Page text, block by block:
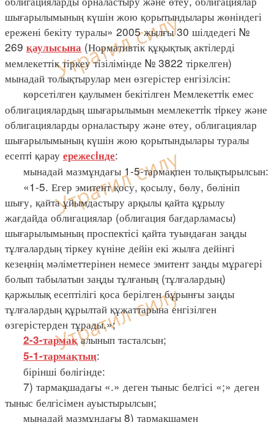
шығарылымының күшін жою қорытындылары жөніндегі
ережені бекіту туралы» 2005 жылғы 30 шілдедегі №
269 қаулысына (Нормативтік құқықтық актілерді
мемлекеттік тіркеу тізілімінде № 3822 тіркелген)
мынадай толықтырулар мен өзгерістер енгізілсін:
көрсетілген қаулымен бекітілген Мемлекеттiк емес
облигациялардың шығарылымын мемлекеттiк тiркеу және
облигацияларды орналастыру және өтеу, облигациялар
шығарылымының күшін жою қорытындылары туралы
есептi қарау ережесiнде:
мынадай мазмұндағы 1-5-тармақпен толықтырылсын:
«1-5. Егер эмитент қосу, қосылу, бөлу, бөлініп
шығу, қайта ұйымдастыру арқылы қайта құрылу
жағдайда облигациялар (облигация бағдарламасы)
шығарылымының проспектісі қайта туындаған заңды
тұлғалардың тіркеу күніне дейін екі жылға дейінгі
кезеңнің мәліметтерінен немесе эмитент заңды мұрагері
болып табылатын заңды тұлғаның (тұлғалардың)
қаржылық есептілігі қоса берілген бұрынғы заңды
тұлғалардың құрылтай құжаттарына енгізілген
өзгерістерден тұрады.»;
2-3-тармақалынып тасталсын;
5-1-тармақтың:
бірінші бөлігінде:
7) тармақшадағы «.» деген тыныс белгісі «;» деген
тыныс белгісімен ауыстырылсын;
мынадай мазмұндағы 8) тармақшамен